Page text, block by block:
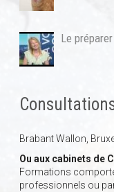
Le préparer
Brabant Wallon,
Ou aux cabinets de
Formations
professionnels ou